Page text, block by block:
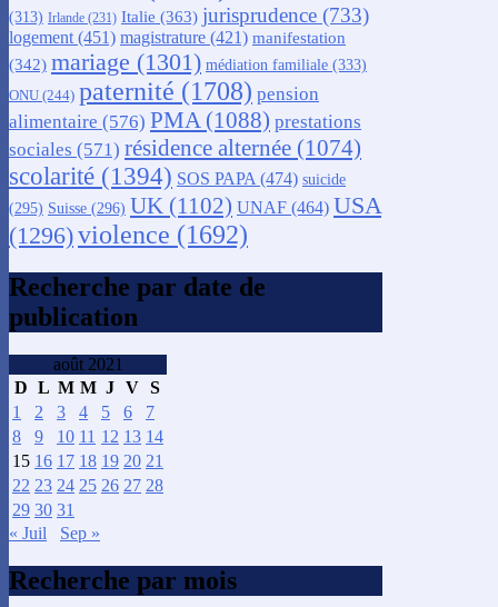
(313) Irlande (231) Italie (363) jurisprudence (733)
logement (451) magistrature (421) manifestation
(342) mariage (1301) médiation familiale (333)
ONU (244) paternité (1708) pension
alimentaire (576) PMA(1088) prestations
sociales (571) résidence alternée (1074)
scolarité (1394) SOS PAPA(474) suicide
(295) Suisse (296) UK (1102) UNAF (464) USA
(1296)violence (1692)
Recherche par date de
publication
août 2021
D L M M J V S
1
2 3 4 5 6
7
8
9 10 11 12 13 14
15 16 17 18 19 20 21
22 23 24 25 26 27 28
29 30 31
« Juil
Sep »
Recherche par mois